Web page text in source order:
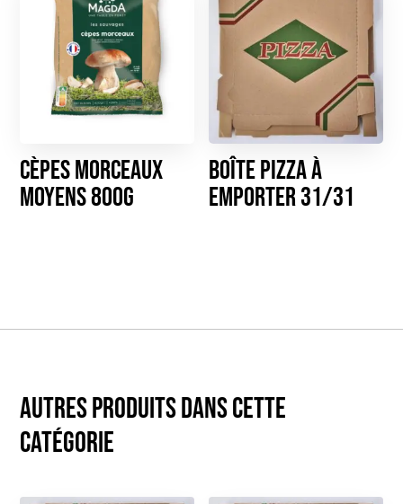
Cèpes morceaux
moyens 800g
Boîte pizza à
emporter 31/31
Autres produits dans cette
catégorie